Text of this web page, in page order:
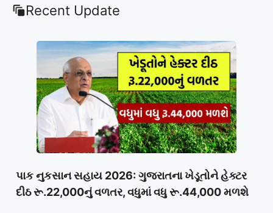
Recent Update
પાક નુકસાન સહાય 2026: ગુજરાતના ખેડૂતોને હેક્ટર
દીઠ રૂ.22,000નું વળતર, વધુમાં વધુ રૂ.44,000 મળશે